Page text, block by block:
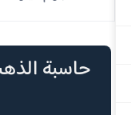
حاسبة الذهب